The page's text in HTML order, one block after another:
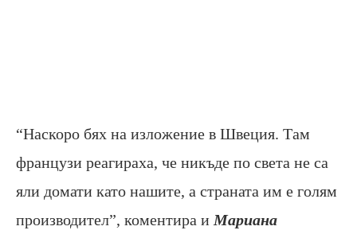
“Наскоро бях на изложение в Швеция. Там
французи реагираха, че никъде по света не са
яли домати като нашите, а страната им е голям
производител”, коментира и Мариана